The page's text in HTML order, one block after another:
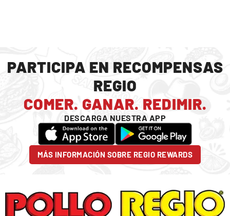
PARTICIPA EN RECOMPENSAS
REGIO
COMER. GANAR. REDIMIR.
DESCARGA NUESTRA APP
MÁS INFORMACIÓN SOBRE REGIO REWARDS